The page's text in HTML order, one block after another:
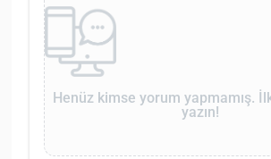
Henüz kimse yorum yapmamış.
yazın!